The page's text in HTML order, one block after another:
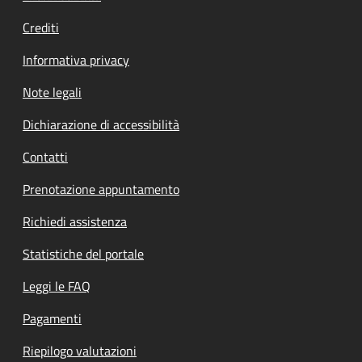
Crediti
Informativa privacy
Note legali
Dichiarazione di accessibilità
Contatti
Prenotazione appuntamento
Richiedi assistenza
Statistiche del portale
Leggi le FAQ
Pagamenti
Riepilogo valutazioni